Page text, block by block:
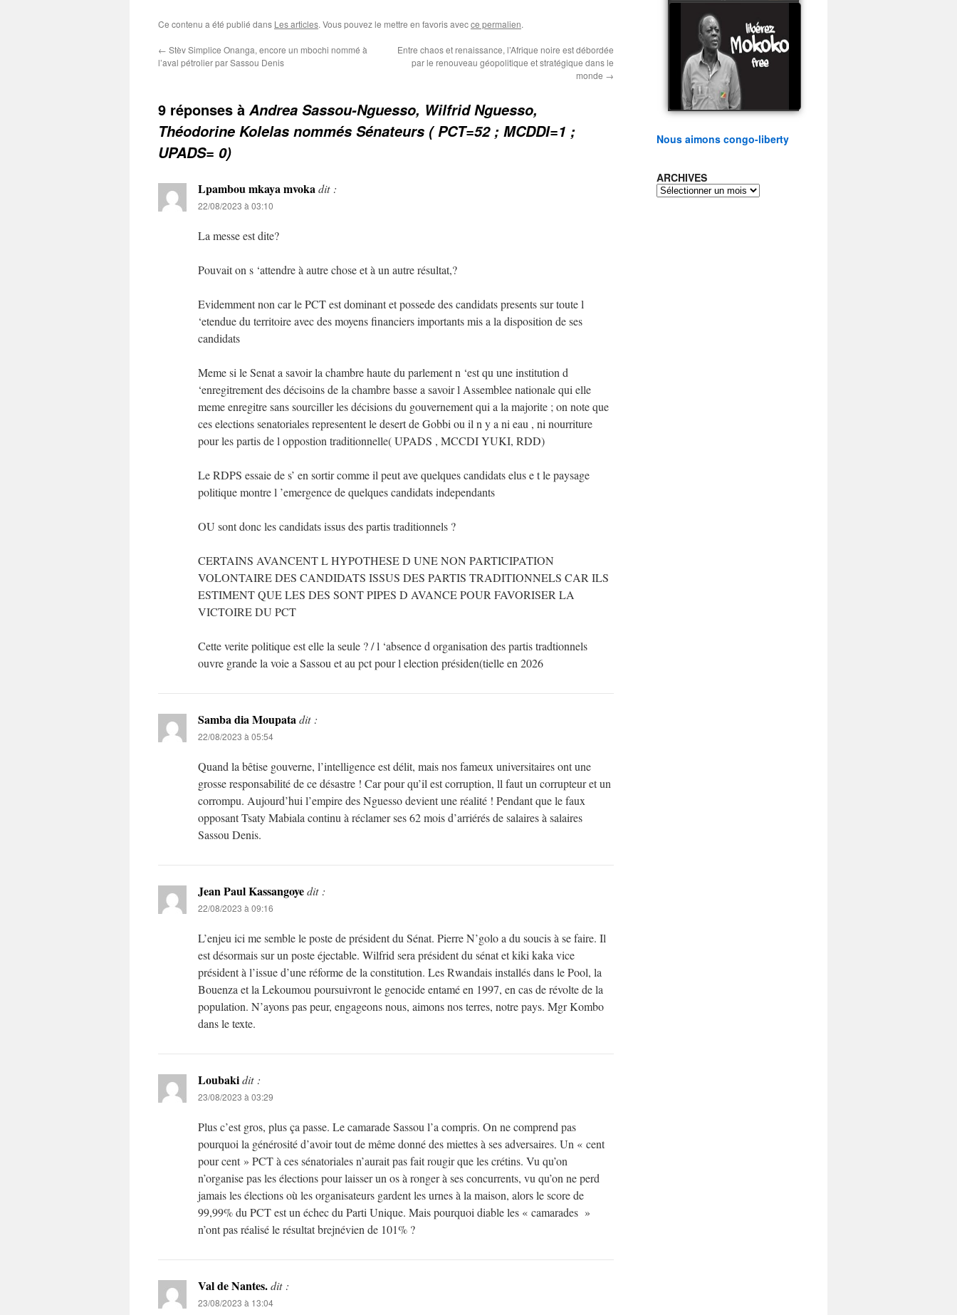
Ce contenu a été publié dans Les articles. Vous pouvez le mettre en favoris avecce permalien.
← Stèv Simplice Onanga, encore un mbochi nommé à
l’aval pétrolier par Sassou Denis
Entre chaos et renaissance, l’Afrique noire est débordée
par le renouveau géopolitique et stratégique dans le
monde →
9 réponses à Andrea Sassou-Nguesso, Wilfrid Nguesso,
Théodorine Kolelas nommés Sénateurs ( PCT=52 ; MCDDI=1 ;
UPADS= 0)
Lpambou mkaya mvokadit :
22/08/2023 à 03:10
La messe est dite?
Pouvait on s ‘attendre à autre chose et à un autre résultat,?
Evidemment non car le PCT est dominant et possede des candidats presents sur toute l
‘etendue du territoire avec des moyens financiers importants mis a la disposition de ses
candidats
Meme si le Senat a savoir la chambre haute du parlement n ‘est qu une institution d
‘enregitrement des décisoins de la chambre basse a savoir l Assemblee nationale qui elle
meme enregitre sans sourciller les décisions du gouvernement qui a la majorite ; on note que
ces elections senatoriales representent le desert de Gobbi ou il n y a ni eau , ni nourriture
pour les partis de l oppostion traditionnelle( UPADS , MCCDI YUKI, RDD)
Le RDPS essaie de s’ en sortir comme il peut ave quelques candidats elus e t le paysage
politique montre l ’emergence de quelques candidats independants
OU sont donc les candidats issus des partis traditionnels ?
CERTAINS AVANCENT L HYPOTHESE D UNE NON PARTICIPATION
VOLONTAIRE DES CANDIDATS ISSUS DES PARTIS TRADITIONNELS CAR ILS
ESTIMENT QUE LES DES SONT PIPES D AVANCE POUR FAVORISER LA
VICTOIRE DU PCT
Cette verite politique est elle la seule ? / l ‘absence d organisation des partis tradtionnels
ouvre grande la voie a Sassou et au pct pour l election présiden(tielle en 2026
Samba dia Moupatadit :
22/08/2023 à 05:54
Quand la bêtise gouverne, l’intelligence est délit, mais nos fameux universitaires ont une
grosse responsabilité de ce désastre ! Car pour qu’il est corruption, ll faut un corrupteur et un
corrompu. Aujourd’hui l’empire des Nguesso devient une réalité ! Pendant que le faux
opposant Tsaty Mabiala continu à réclamer ses 62 mois d’arriérés de salaires à salaires
Sassou Denis.
Jean Paul Kassangoyedit :
22/08/2023 à 09:16
L’enjeu ici me semble le poste de président du Sénat. Pierre N’golo a du soucis à se faire. Il
est désormais sur un poste éjectable. Wilfrid sera président du sénat et kiki kaka vice
président à l’issue d’une réforme de la constitution. Les Rwandais installés dans le Pool, la
Bouenza et la Lekoumou poursuivront le genocide entamé en 1997, en cas de révolte de la
population. N’ayons pas peur, engageons nous, aimons nos terres, notre pays. Mgr Kombo
dans le texte.
Loubakidit :
23/08/2023 à 03:29
Plus c’est gros, plus ça passe. Le camarade Sassou l’a compris. On ne comprend pas
pourquoi la générosité d’avoir tout de même donné des miettes à ses adversaires. Un « cent
pour cent » PCT à ces sénatoriales n’aurait pas fait rougir que les crétins. Vu qu’on
n’organise pas les élections pour laisser un os à ronger à ses concurrents, vu qu’on ne perd
jamais les élections où les organisateurs gardent les urnes à la maison, alors le score de
99,99% du PCT est un échec du Parti Unique. Mais pourquoi diable les « camarades »
n’ont pas réalisé le résultat brejnévien de 101% ?
Val de Nantes.dit :
23/08/2023 à 13:04
Le Général Mokoko est
l'unique légitimité
présidentielle du peuple
congolais
watch video
Nous aimons congo-liberty
ARCHIVES
ARCHIVES